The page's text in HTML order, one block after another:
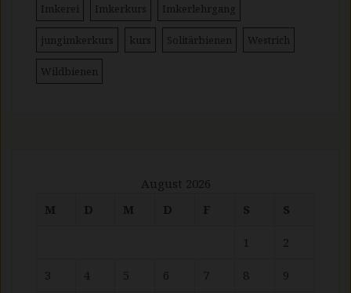
Imkerei Imkerkurs Imkerlehrgang
jungimkerkurs kurs Solitärbienen Westrich
Wildbienen
August 2026
M
D M D F S S
1 2
3 4 5 6 7 8 9